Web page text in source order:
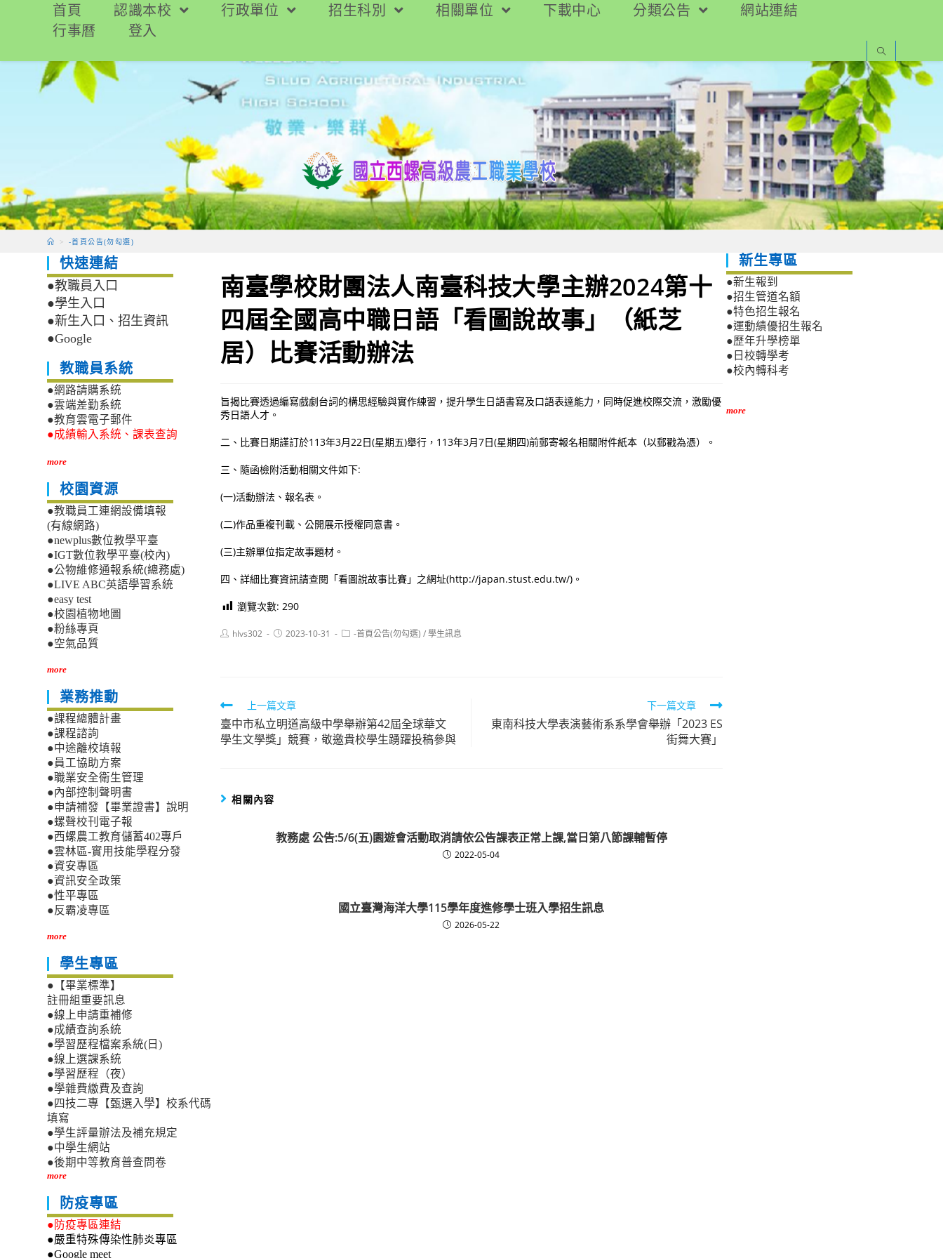
要
首頁 認識本校 行政單位 招生科別 相關單位 下載中心 分類公告
網站連結
行事曆
登入
> -首頁公告(勿勾選)
南臺學校財團法人南臺科技大學主辦2024第十
四屆全國高中職日語「看圖說故事」（紙芝
居）比賽活動辦法
旨揭比賽透過編寫戲劇台詞的構思經驗與實作練習，提升學生日語書寫及口語表達能力，同時促進校際交流，激勵優
秀日語人才。
二、比賽日期謹訂於113年3月22日(星期五)舉行，113年3月7日(星期四)前郵寄報名相關附件紙本（以郵戳為憑）。
三、隨函檢附活動相關文件如下:
(一)活動辦法、報名表。
(二)作品重複刊載、公開展示授權同意書。
(三)主辦單位指定故事題材。
四、詳細比賽資訊請查閱「看圖說故事比賽」之網址(http://japan.stust.edu.tw/)。
瀏覽次數: 290
Posthlvs302
Post2023-10-31
Post-首頁公告(勿勾選) /學生訊息
Read
more
articles
上一篇文章
臺中市私立明道高級中學舉辦第42屆全球華文
學生文學獎」競賽，敬邀貴校學生踴躍投稿參與
下一篇文章
東南科技大學表演藝術系系學會舉辦「2023 ES
街舞大賽」
相關內容
教務處 公告:5/6(五)園遊會活動取消請依公告課表正常上課,當日第八節課輔暫停
2022-05-04
國立臺灣海洋大學115學年度進修學士班入學招生訊息
2026-05-22
快速連結
●教職員入口
●學生入口
●新生入口、招生資訊
●Google
教職員系統
●網路請購系統
●雲端差勤系統
●教育雲電子郵件
●成績輸入系統、課表查詢
more
校園資源
●教職員工連網設備填報
(有線網路)
●newplus數位教學平臺
●IGT數位教學平臺(校內)
●公物維修通報系統(總務處)
●LIVE ABC英語學習系統
●easy test
●校園植物地圖
●粉絲專頁
●空氣品質
more
業務推動
●課程總體計畫
●課程諮詢
●中途離校填報
●員工協助方案
●職業安全衛生管理
●內部控制聲明書
●申請補發【畢業證書】說明
●螺聲校刊電子報
●西螺農工教育儲蓄402專戶
●雲林區-實用技能學程分發
●資安專區
●資訊安全政策
●性平專區
●反霸凌專區
more
學生專區
●【畢業標準】
註冊組重要訊息
●線上申請重補修
●成績查詢系統
●學習歷程檔案系統(日)
●線上選課系統
●學習歷程（夜）
●學雜費繳費及查詢
●四技二專【甄選入學】校系代碼
填寫
●學生評量辦法及補充規定
●中學生網站
●後期中等教育普查問卷
more
防疫專區
●防疫專區連結
●嚴重特殊傳染性肺炎專區
●Google meet
新生專區
●新生報到
●招生管道名額
●特色招生報名
●運動績優招生報名
●歷年升學榜單
●日校轉學考
●校內轉科考
more